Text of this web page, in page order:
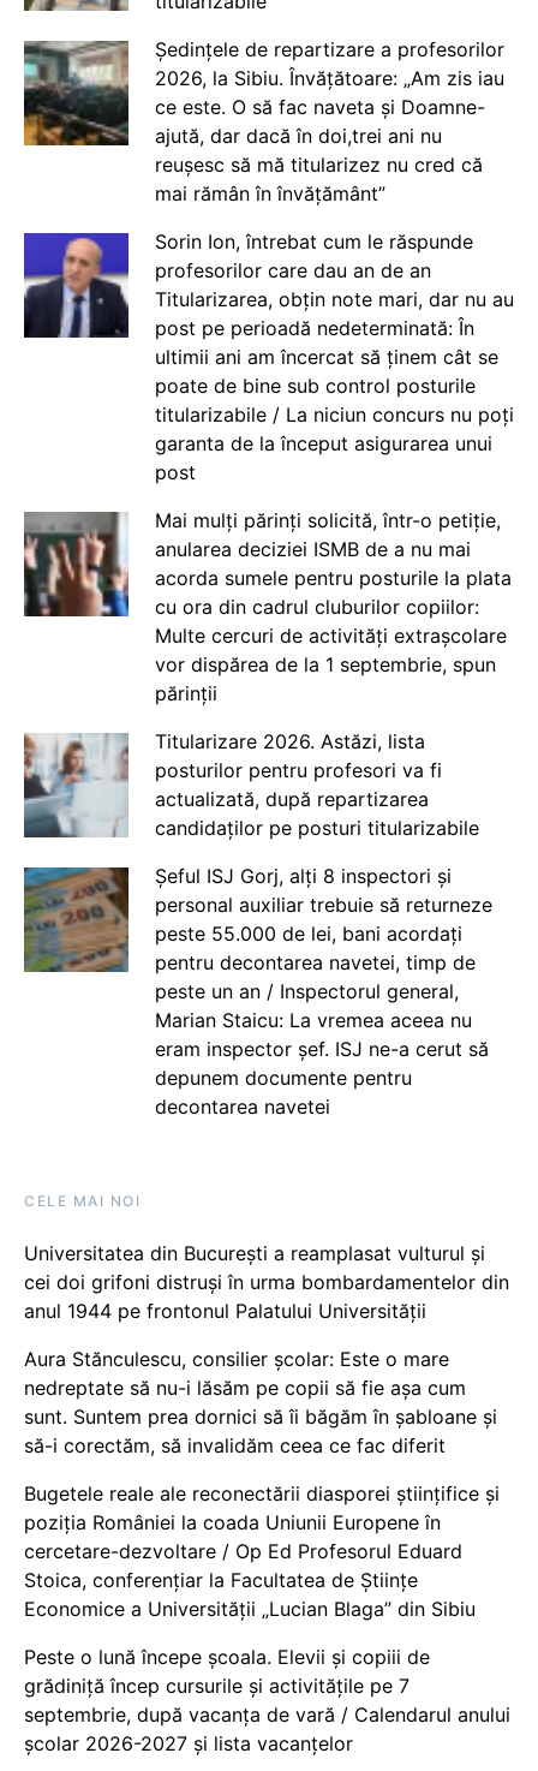
Ședințele de repartizare a profesorilor
2026, la Sibiu. Învățătoare: „Am zis iau
ce este. O să fac naveta și Doamne-
ajută, dar dacă în doi,trei ani nu
reușesc să mă titularizez nu cred că
mai rămân în învățământ”
Sorin Ion, întrebat cum le răspunde
profesorilor care dau an de an
Titularizarea, obțin note mari, dar nu au
post pe perioadă nedeterminată: În
ultimii ani am încercat să ținem cât se
poate de bine sub control posturile
titularizabile / La niciun concurs nu poți
garanta de la început asigurarea unui
post
Mai mulți părinți solicită, într-o petiție,
anularea deciziei ISMB de a nu mai
acorda sumele pentru posturile la plata
cu ora din cadrul cluburilor copiilor:
Multe cercuri de activități extrașcolare
vor dispărea de la 1 septembrie, spun
părinții
Titularizare 2026. Astăzi, lista
posturilor pentru profesori va fi
actualizată, după repartizarea
candidaților pe posturi titularizabile
Șeful ISJ Gorj, alți 8 inspectori și
personal auxiliar trebuie să returneze
peste 55.000 de lei, bani acordați
pentru decontarea navetei, timp de
peste un an / Inspectorul general,
Marian Staicu: La vremea aceea nu
eram inspector șef. ISJ ne-a cerut să
depunem documente pentru
decontarea navetei
CELE MAI NOI
Universitatea din București a reamplasat vulturul și
cei doi grifoni distruși în urma bombardamentelor din
anul 1944 pe frontonul Palatului Universității
Aura Stănculescu, consilier școlar: Este o mare
nedreptate să nu-i lăsăm pe copii să fie așa cum
sunt. Suntem prea dornici să îi băgăm în șabloane și
să-i corectăm, să invalidăm ceea ce fac diferit
Bugetele reale ale reconectării diasporei științifice și
poziția României la coada Uniunii Europene în
cercetare-dezvoltare / Op Ed Profesorul Eduard
Stoica, conferențiar la Facultatea de Științe
Economice a Universității „Lucian Blaga” din Sibiu
Peste o lună începe școala. Elevii și copiii de
grădiniță încep cursurile și activitățile pe 7
septembrie, după vacanța de vară / Calendarul anului
școlar 2026-2027 și lista vacanțelor